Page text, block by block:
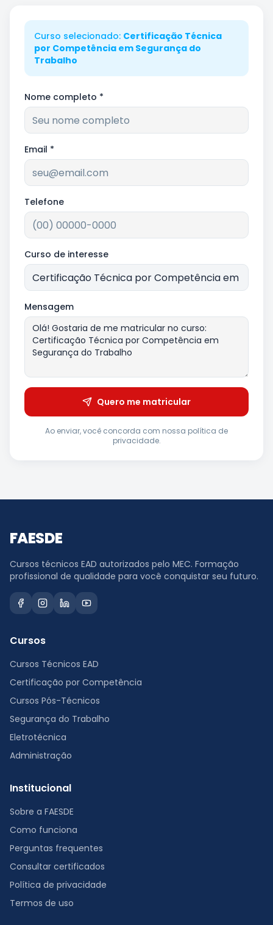
Curso selecionado: Certificação Técnica
por Competência em Segurança do
Trabalho
Nome completo *
Email *
Telefone
Curso de interesse
Mensagem
Quero me matricular
Ao enviar, você concorda com nossa política de
privacidade.
FAESDE
Cursos técnicos EAD autorizados pelo MEC. Formação
profissional de qualidade para você conquistar seu futuro.
Cursos
Cursos Técnicos EAD
Certificação por Competência
Cursos Pós-Técnicos
Segurança do Trabalho
Eletrotécnica
Administração
Institucional
Sobre a FAESDE
Como funciona
Perguntas frequentes
Consultar certificados
Política de privacidade
Termos de uso